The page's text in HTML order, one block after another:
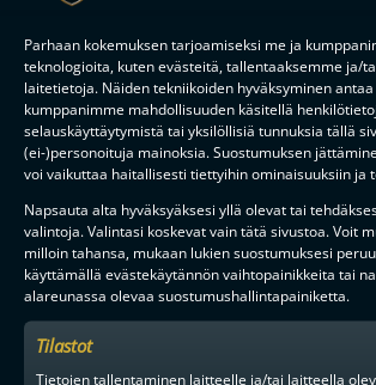
Parhaan kokemuksen tarjoamiseksi me ja
teknologioita, kuten evästeitä, tallentaaksemme ja/
laitetietoja. Näiden tekniikoiden hyväksyminen
kumppanimme mahdollisuuden käsitellä
selauskäyttäytymistä tai yksilöllisiä tunnuksia tällä
(ei-)personoituja mainoksia. Suostumuksen
voi vaikuttaa haitallisesti tiettyihin ominaisuuksiin ja
Napsauta alta hyväksyäksesi yllä olevat tai
valintoja. Valintasi koskevat vain tätä sivustoa. Voit
milloin tahansa, mukaan lukien suostumuksesi
käyttämällä evästekäytännön vaihtopainikkeita tai
alareunassa olevaa suostumushallintapainiketta.
Tilastot
Tietojen tallentaminen laitteelle ja/tai laitteella